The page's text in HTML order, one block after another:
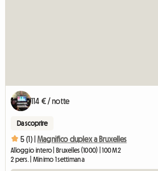
114 € / notte
Da scoprire
5 (1) | Magnifico duplex a Bruxelles
Alloggio intero | Bruxelles (1000) | 100 M2
2 pers. | Minimo 1 settimana